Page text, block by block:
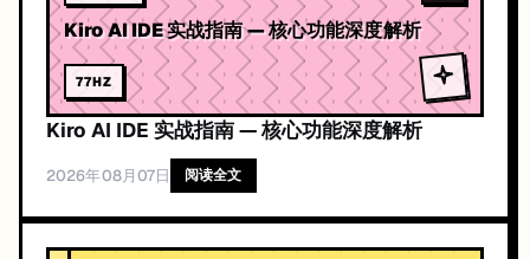
Kiro AI IDE 实战指南 — 核心功能深度解析
77HZ
Kiro AI IDE 实战指南 — 核心功能深度解析
2026年08月07日 阅读全文